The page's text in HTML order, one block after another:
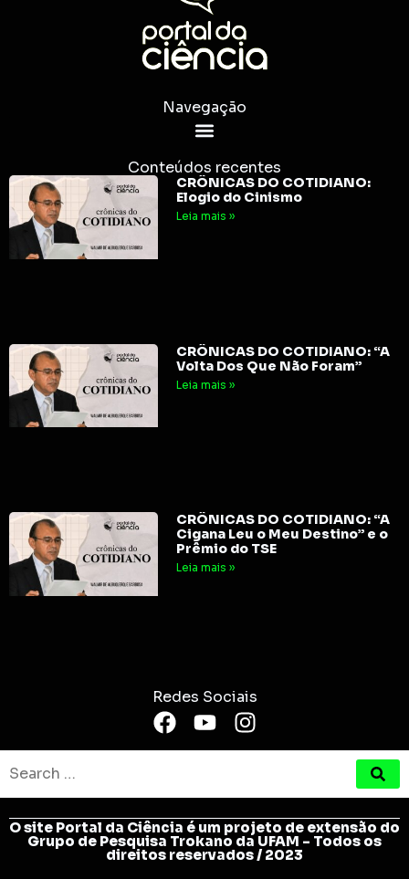
Navegação
Conteúdos recentes
CRÔNICAS DO COTIDIANO:
Elogio do Cinismo
Leia mais »
CRÔNICAS DO COTIDIANO: “A
Volta Dos Que Não Foram”
Leia mais »
CRÔNICAS DO COTIDIANO: “A
Cigana Leu o Meu Destino” e o
Prêmio do TSE
Leia mais »
Redes Sociais
O site Portal da Ciência é um projeto de extensão do
Grupo de Pesquisa Trokano da UFAM - Todos os
direitos reservados / 2023